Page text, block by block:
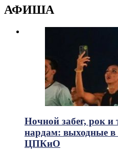
АФИША
Ночной забег, рок и
нардам: выходные в
ЦПКиО